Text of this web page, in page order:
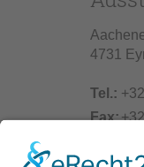
4731
Tel.:
Fax: